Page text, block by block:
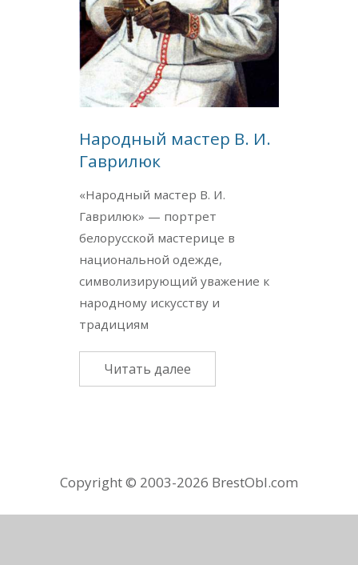
Народный мастер В. И.
Гаврилюк
«Народный мастер В. И.
Гаврилюк» — портрет
белорусской мастерице в
национальной одежде,
символизирующий уважение к
народному искусству и
традициям
Читать далее
Copyright © 2003-2026 BrestObl.com